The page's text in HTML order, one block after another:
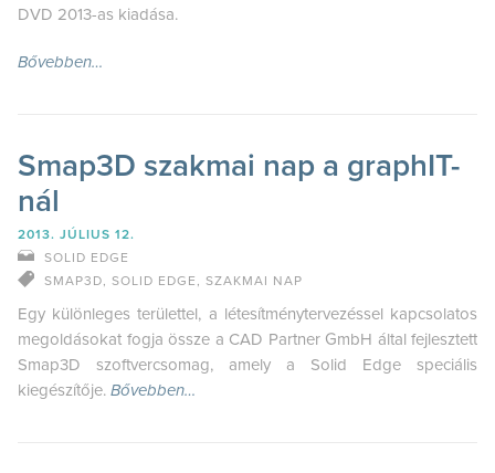
DVD 2013-as kiadása.
Bővebben…
Smap3D szakmai nap a graphIT-
nál
2013. JÚLIUS 12.
SOLID EDGE
SMAP3D, SOLID EDGE , SZAKMAI NAP
Egy különleges területtel, a létesítménytervezéssel kapcsolatos
megoldásokat fogja össze a CAD Partner GmbH által fejlesztett
Smap3D szoftvercsomag, amely a Solid Edge speciális
kiegészítője. Bővebben…